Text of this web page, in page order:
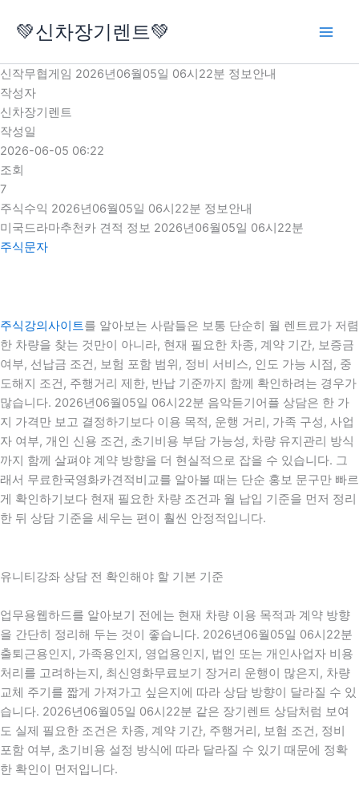
로
건
너
뛰
기
💚신차장기렌트💚
신작무협게임 2026년06월05일 06시22분 정보안내
작성자
신차장기렌트
작성일
2026-06-05 06:22
조회
7
주식수익 2026년06월05일 06시22분 정보안내
미국드라마추천카 견적 정보 2026년06월05일 06시22분
주식문자
주식강의사이트를 알아보는 사람들은 보통 단순히 월 렌트료가 저렴
한 차량을 찾는 것만이 아니라, 현재 필요한 차종, 계약 기간, 보증금
여부, 선납금 조건, 보험 포함 범위, 정비 서비스, 인도 가능 시점, 중
도해지 조건, 주행거리 제한, 반납 기준까지 함께 확인하려는 경우가
많습니다. 2026년06월05일 06시22분 음악듣기어플 상담은 한 가
지 가격만 보고 결정하기보다 이용 목적, 운행 거리, 가족 구성, 사업
자 여부, 개인 신용 조건, 초기비용 부담 가능성, 차량 유지관리 방식
까지 함께 살펴야 계약 방향을 더 현실적으로 잡을 수 있습니다. 그
래서 무료한국영화카견적비교를 알아볼 때는 단순 홍보 문구만 빠르
게 확인하기보다 현재 필요한 차량 조건과 월 납입 기준을 먼저 정리
한 뒤 상담 기준을 세우는 편이 훨씬 안정적입니다.
유니티강좌 상담 전 확인해야 할 기본 기준
업무용웹하드를 알아보기 전에는 현재 차량 이용 목적과 계약 방향
을 간단히 정리해 두는 것이 좋습니다. 2026년06월05일 06시22분
출퇴근용인지, 가족용인지, 영업용인지, 법인 또는 개인사업자 비용
처리를 고려하는지, 최신영화무료보기 장거리 운행이 많은지, 차량
교체 주기를 짧게 가져가고 싶은지에 따라 상담 방향이 달라질 수 있
습니다. 2026년06월05일 06시22분 같은 장기렌트 상담처럼 보여
도 실제 필요한 조건은 차종, 계약 기간, 주행거리, 보험 조건, 정비
포함 여부, 초기비용 설정 방식에 따라 달라질 수 있기 때문에 정확
한 확인이 먼저입니다.